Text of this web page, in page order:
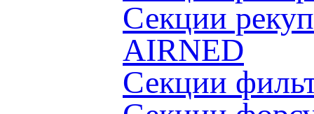
Секции
AIRNED
Секции